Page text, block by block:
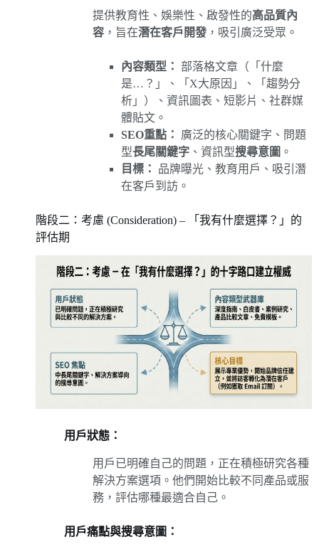
提供教育性、娛樂性、啟發性的高品質內
容 ，旨在潛在客戶開發 ，吸引廣泛受眾。
內容類型： 部落格文章（「什麼
是…？」、「X大原因」、「趨勢分
析」）、資訊圖表、短影片、社群媒
體貼文。
SEO重點：
廣泛的核心關鍵字、問題
型長尾關鍵字 、資訊型搜尋意圖 。
目標：
品牌曝光、教育用戶、吸引潛
在客戶到訪。
階段二：考慮 (Consideration) – 「我有什麼選擇？」的
評估期
用戶狀態：
用戶已明確自己的問題，正在積極研究各種
解決方案選項。他們開始比較不同產品或服
務，評估哪種最適合自己。
用戶痛點與搜尋意圖：